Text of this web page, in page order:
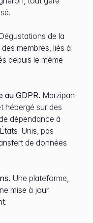
de la
membres, liés à
depuis le même
au GDPR. Marzipan
hébergé sur des
dépendance à
Unis, pas
de données
Une plateforme,
mise à jour